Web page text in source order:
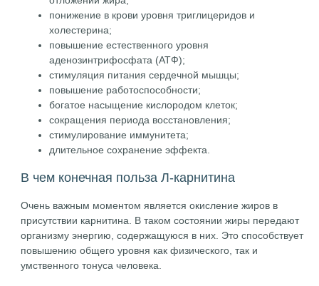
понижение в крови уровня триглицеридов и
холестерина;
повышение естественного уровня
аденозинтрифосфата (АТФ);
стимуляция питания сердечной мышцы;
повышение работоспособности;
богатое насыщение кислородом клеток;
сокращения периода восстановления;
стимулирование иммунитета;
длительное сохранение эффекта.
В чем конечная польза Л-карнитина
Очень важным моментом является окисление жиров в
присутствии карнитина. В таком состоянии жиры передают
организму энергию, содержащуюся в них. Это способствует
повышению общего уровня как физического, так и
умственного тонуса человека.